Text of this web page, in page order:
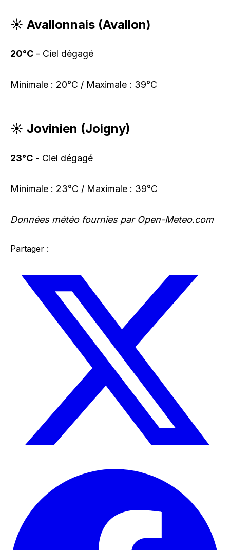
☀️ Avallonnais (Avallon)
20°C - Ciel dégagé
Minimale : 20°C / Maximale : 39°C
☀️ Jovinien (Joigny)
23°C - Ciel dégagé
Minimale : 23°C / Maximale : 39°C
Données météo fournies par Open-Meteo.com
Partager :